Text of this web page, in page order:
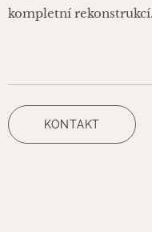
kompletní rekonstrukcí.
KONTAKT